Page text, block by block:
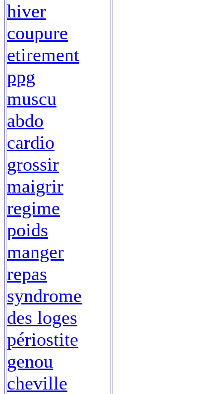
hiver
coupure
etirement
ppg
muscu
abdo
cardio
grossir
maigrir
regime
poids
manger
repas
syndrome
des loges
périostite
genou
cheville